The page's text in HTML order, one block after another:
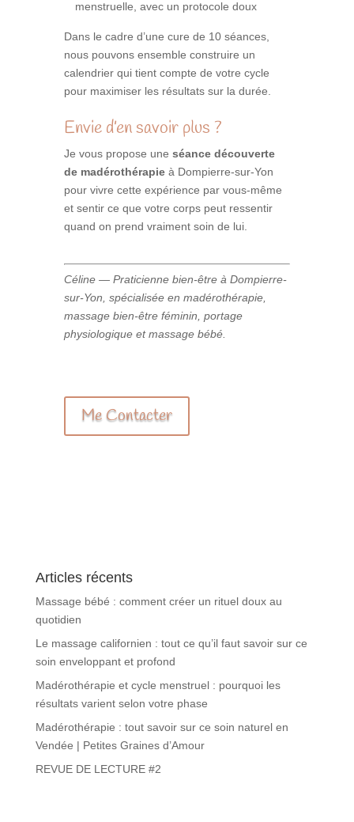
menstruelle, avec un protocole doux
Dans le cadre d’une cure de 10 séances,
nous pouvons ensemble construire un
calendrier qui tient compte de votre cycle
pour maximiser les résultats sur la durée.
Envie d’en savoir plus ?
Je vous propose une séance découverte
de madérothérapieà Dompierre-sur-Yon
pour vivre cette expérience par vous-même
et sentir ce que votre corps peut ressentir
quand on prend vraiment soin de lui.
Céline — Praticienne bien-être à Dompierre-
sur-Yon, spécialisée en madérothérapie,
massage bien-être féminin, portage
physiologique et massage bébé.
Me Contacter
Articles récents
Massage bébé : comment créer un rituel doux au
quotidien
Le massage californien : tout ce qu’il faut savoir sur ce
soin enveloppant et profond
Madérothérapie et cycle menstruel : pourquoi les
résultats varient selon votre phase
Madérothérapie : tout savoir sur ce soin naturel en
Vendée | Petites Graines d’Amour
REVUE DE LECTURE #2